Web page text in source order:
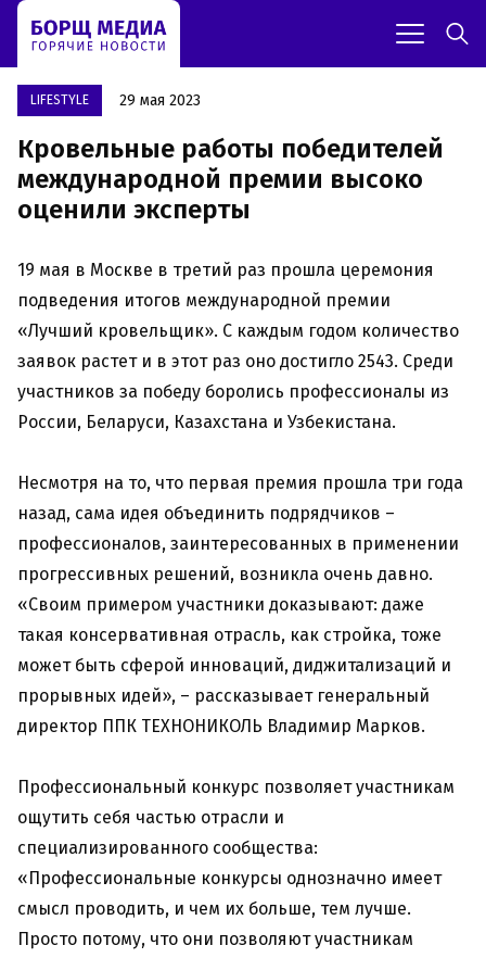
LIFESTYLE 29 мая 2023
Кровельные работы победителей
международной премии высоко
оценили эксперты
19 мая в Москве в третий раз прошла церемония
подведения итогов международной премии
«Лучший кровельщик». С каждым годом количество
заявок растет и в этот раз оно достигло 2543. Среди
участников за победу боролись профессионалы из
России, Беларуси, Казахстана и Узбекистана.
Несмотря на то, что первая премия прошла три года
назад, сама идея объединить подрядчиков –
профессионалов, заинтересованных в применении
прогрессивных решений, возникла очень давно.
«Своим примером участники доказывают: даже
такая консервативная отрасль, как стройка, тоже
может быть сферой инноваций, диджитализаций и
прорывных идей», – рассказывает генеральный
директор ППК ТЕХНОНИКОЛЬ Владимир Марков.
Профессиональный конкурс позволяет участникам
ощутить себя частью отрасли и
специализированного сообщества:
«Профессиональные конкурсы однозначно имеет
смысл проводить, и чем их больше, тем лучше.
Просто потому, что они позволяют участникам